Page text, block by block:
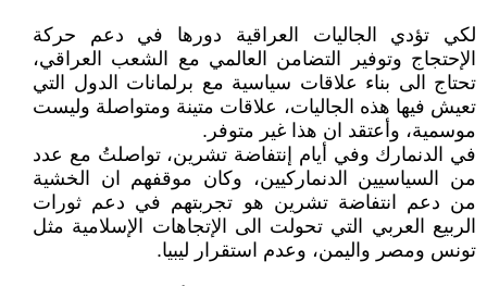
لكي تؤدي الجاليات العراقية دورها في دعم حركة
الإحتجاج وتوفير التضامن العالمي مع الشعب العراقي،
تحتاج الى بناء علاقات سياسية مع برلمانات الدول التي
تعيش فيها هذه الجاليات، علاقات متينة ومتواصلة وليست
موسمية، وأعتقد ان هذا غير متوفر.
في الدنمارك وفي أيام إنتفاضة تشرين، تواصلتُ مع عدد
من السياسيين الدنماركيين، وكان موقفهم ان الخشية
من دعم انتفاضة تشرين هو تجربتهم في دعم ثورات
الربيع العربي التي تحولت الى الإتجاهات الإسلامية مثل
تونس ومصر واليمن، وعدم استقرار ليبيا.